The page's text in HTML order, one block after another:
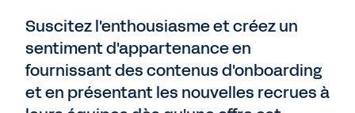
Suscitez l'enthousiasme et créez un
sentiment d'appartenance en
fournissant des contenus d'onboarding
et en présentant les nouvelles recrues à